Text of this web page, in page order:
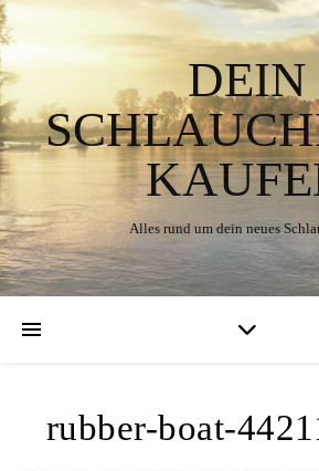
DEIN
Alles rund um dein neues
rubber-boat-